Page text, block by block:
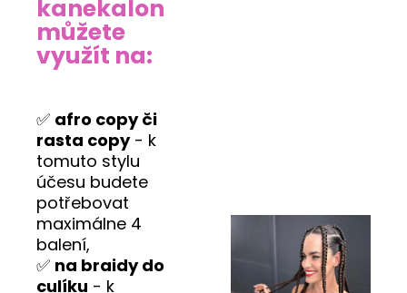
kanekalon
můžete
využít na:
✅ afro copy či
rasta copy- k
tomuto stylu
účesu budete
potřebovat
maximálne 4
balení,
✅ na braidy do
culíku - k